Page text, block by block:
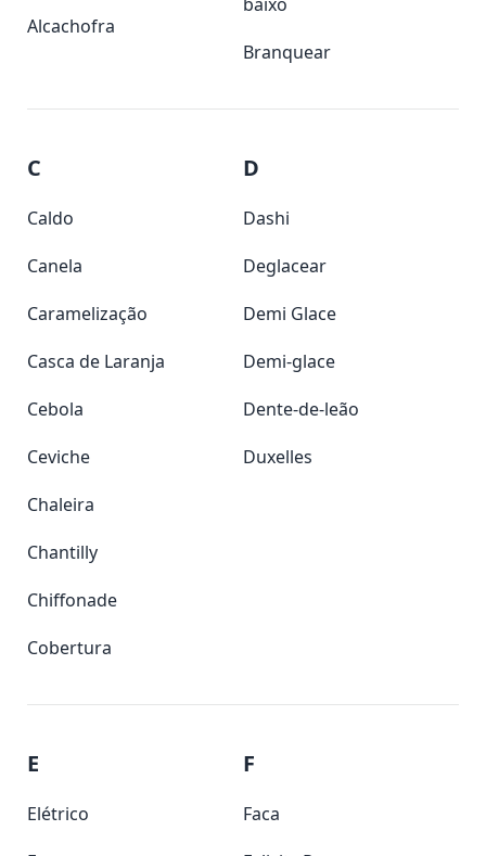
Alcachofra
Branquear
C
Caldo
Canela
Caramelização
Casca de Laranja
Cebola
Ceviche
Chaleira
Chantilly
Chiffonade
Cobertura
D
Dashi
Deglacear
Demi Glace
Demi-glace
Dente-de-leão
Duxelles
E
Elétrico
F
Faca